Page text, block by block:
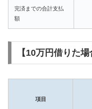
完済までの合計支払
額
【10万円借りた
項目